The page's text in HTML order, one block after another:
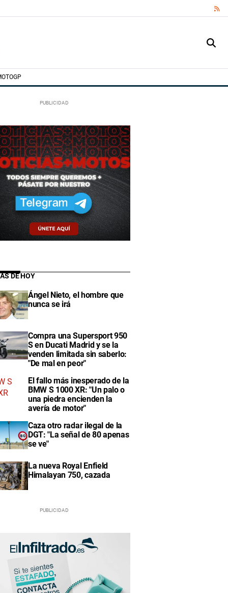
DE HOY
Ángel Nieto, el hombre que
nunca se irá
Compra una Supersport 950
S en Ducati Madrid y se la
venden limitada sin saberlo:
"De mal en peor"
El fallo más inesperado de la
BMW S 1000 XR: "Un palo o
una piedra encienden la
avería de motor"
Caza otro radar ilegal de la
DGT: "La señal de 80 apenas
se ve"
La nueva Royal Enfield
Himalayan 750, cazada